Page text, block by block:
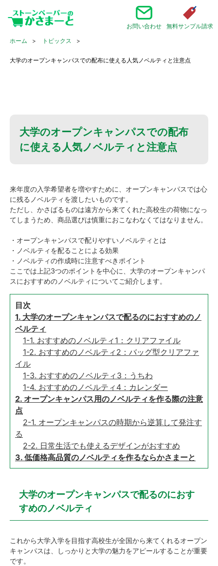
お問い合わせ
無料サンプル請求
ホーム
トピックス
大学のオープンキャンパスでの配布に使える人気ノベルティと注意点
大学のオープンキャンパスでの配布
に使える人気ノベルティと注意点
来年度の入学希望者を増やすために、オープンキャンパスでは心
に残るノベルティを渡したいものです。
ただし、かさばるものは遠方から来てくれた高校生の荷物になっ
てしまうため、商品選びは慎重におこなわなくてはなりません。
・オープンキャンパスで配りやすいノベルティとは
・ノベルティを配ることによる効果
・ノベルティの作成時に注意すべきポイント
ここでは上記3つのポイントを中心に、大学のオープンキャンパ
スにおすすめのノベルティについてご紹介します。
目次
1. 大学のオープンキャンパスで配るのにおすすめのノ
ベルティ
1-1. おすすめのノベルティ1：クリアファイル
1-2. おすすめのノベルティ2：バッグ型クリアファ
イル
1-3. おすすめのノベルティ3：うちわ
1-4. おすすめのノベルティ4：カレンダー
2. オープンキャンパス用のノベルティを作る際の注意
点
2-1. オープンキャンパスの時期から逆算して発注す
る
2-2. 日常生活でも使えるデザインがおすすめ
3. 低価格高品質のノベルティを作るならかさまーと
大学のオープンキャンパスで配るのにおす
すめのノベルティ
これから大学入学を目指す高校生が全国から来てくれるオープン
キャンパスは、しっかりと大学の魅力をアピールすることが重要
です。